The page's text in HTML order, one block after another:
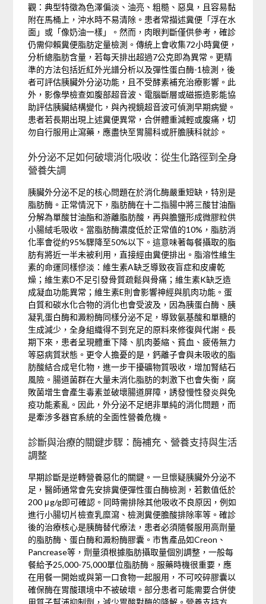
觀：典型特徵為色澤偏淡、油亮、粗糙、惡臭，且容易黏
附在馬桶上，沖水時不易清除。患者常描述糞便「浮在水
面」或「像奶油一樣」。然而，肉眼判斷僅供參考，確診
仍需仰賴糞便脂肪定量檢測。傳統上會收集72小時糞便，
分析總脂肪含量，若每天排出超過7公克即為異常。更精
準的方法包括近紅外光譜分析以及彈性蛋白酶-1檢測，後
者可評估胰臟外分泌功能，且不受酵素補充治療影響。此
外，影像學檢查如腹部超音波、電腦斷層或磁振造影能協
助評估胰臟結構變化，與內視鏡超音波可偵測早期病變。
患者若長期出現上述糞便異常，合併體重減輕或腹痛，切
勿自行服用止瀉藥，應盡快至胃腸科或肝膽胰科就診。
外分泌不足如何破壞消化吸收：從生化路徑到全身
營養失調
胰臟外分泌不足的核心問題在於消化酶嚴重短缺，特別是
脂肪酶。正常情況下，脂肪酶在十二指腸中將三酸甘油酯
分解為單酸甘油酯和游離脂肪酸，再與膽鹽形成微膠粒供
小腸絨毛吸收。當脂肪酶濃度低於正常值的10%，脂肪消
化率會從約95%驟降至50%以下。這意味著每餐攝取的脂
肪有將近一半未被利用，直接經由糞便排出。脂溶性維生
素的命運同樣慘淡：維生素A缺乏導致夜盲症和皮膚乾
燥；維生素D不足引發骨質疏鬆與骨痛；維生素K缺乏造
成凝血功能異常；維生素E則會影響神經與肌肉功能。蛋
白質和碳水化合物的消化也會受波及，因為胰蛋白酶、胰
凝乳蛋白酶和澱粉酶同樣分泌不足，導致氨基酸和單糖的
生成減少，全身組織得不到充足的原料來修復與代謝。長
期下來，患者呈現體重下降、肌肉萎縮、貧血、疲倦無力
等惡病質狀態。更令人擔憂的是，鈣離子會與未吸收的脂
肪酸結合成皂化物，進一步干擾礦物質吸收，增加腎結石
風險。腸道菌群在大量未消化脂肪的刺激下也會失衡，腐
敗菌增生會產生毒素並破壞腸道屏障，誘發慢性發炎與免
疫功能紊亂。因此，外分泌不足絕非單純的消化問題，而
是牽涉多器官系統的全面性營養危機。
診斷與治療的關鍵步驟：酶補充、營養支持與生活
調整
早期診斷是逆轉營養惡化的關鍵。一旦懷疑胰臟外分泌不
足，醫師通常會先安排糞便彈性蛋白酶檢測，若數值低於
200 μg/g即可確認。同時需排除其他吸收不良原因，例如
進行小腸切片檢查乳糜瀉、檢測糞便膽酸排除率等。確診
後的治療核心是胰酶替代療法，患者必須隨餐服用高劑量
的脂肪酶、蛋白酶和澱粉酶膠囊。市售產品如Creon、
Pancrease等，劑量須根據脂肪攝取量個別調整，一般每
餐給予25,000-75,000單位脂肪酶。服藥時機很重要，應
在用餐一開始或與第一口食物一起服用，不可咬碎膠囊以
確保酶在胃酸環境中不被破壞。部分患者可能需要合併使
用質子幫浦抑制劑，減少胃酸對酶的降解。營養支持方